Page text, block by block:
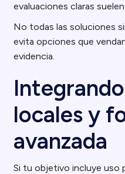
evaluaciones claras
No todas las soluciones
evita opciones que
evidencia.
locales y
avanzada
Si tu objetivo incluye uso